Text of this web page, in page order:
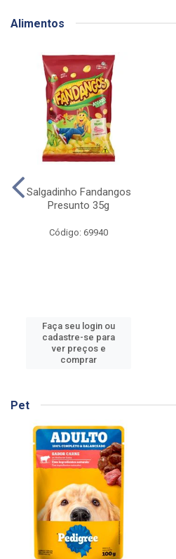
Alimentos
Salgadinho Fandangos
Presunto 35g
Código: 69940
Faça seu login ou
cadastre-se para
ver preços e
comprar
Pet